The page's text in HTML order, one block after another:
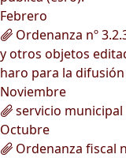
Febrero
Ordenanza nº
y otros objetos
haro para la
Noviembre
servicio
Octubre
Ordenanza fiscal